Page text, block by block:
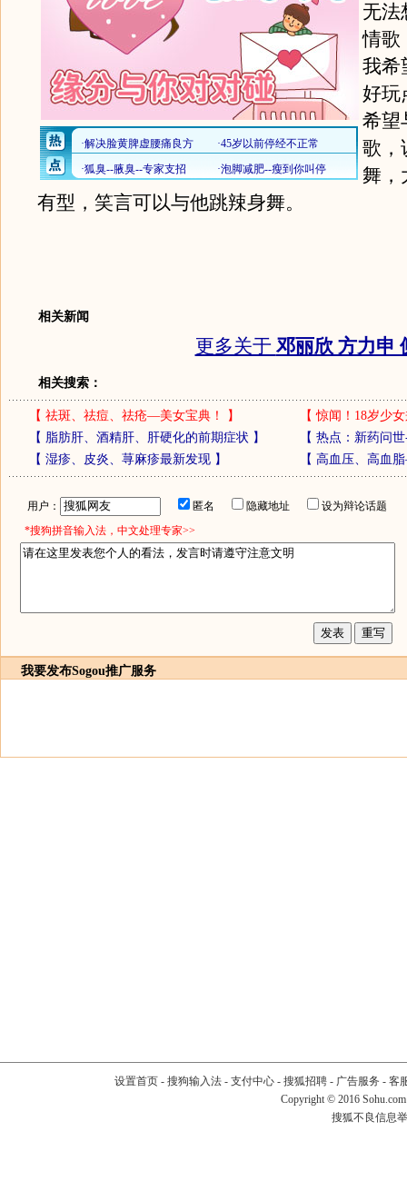
无法
情歌
我希
好玩
希望
歌，
舞，
有型，笑言可以与他跳辣身舞。
相关新闻
更多关于 邓丽欣 方力申
相关搜索：
【 祛斑、祛痘、祛疮—美女宝典！ 】 【惊闻！18岁少
【 脂肪肝、酒精肝、肝硬化的前期症状 】 【 热点：新药问
【 湿疹、皮炎、荨麻疹最新发现】 【 高血压、高血
用户： 匿名 隐藏地址
设为辩论话题
*搜狗拼音输入法，中文处理专家>>
我要发布Sogou推广服务
设置首页- 搜狗输入法- 支付中心- 搜狐招聘- 广告服务 - 客
Copyright © 2016
搜狐不良信息